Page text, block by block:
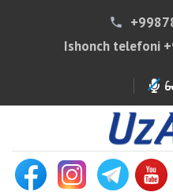
phone
Ishonch telefoni